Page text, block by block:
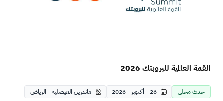
القمة العالمية للبروبتك 2026
حدث محلي 26 - أكتوبر - 2026 ماندرين الفيصلية - الرياض